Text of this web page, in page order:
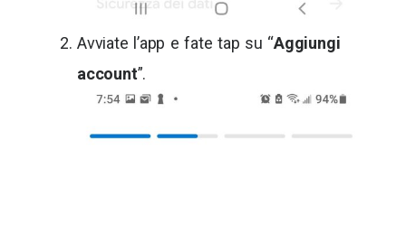
Avviate l’app e fate tap su “Aggiungi
account”.